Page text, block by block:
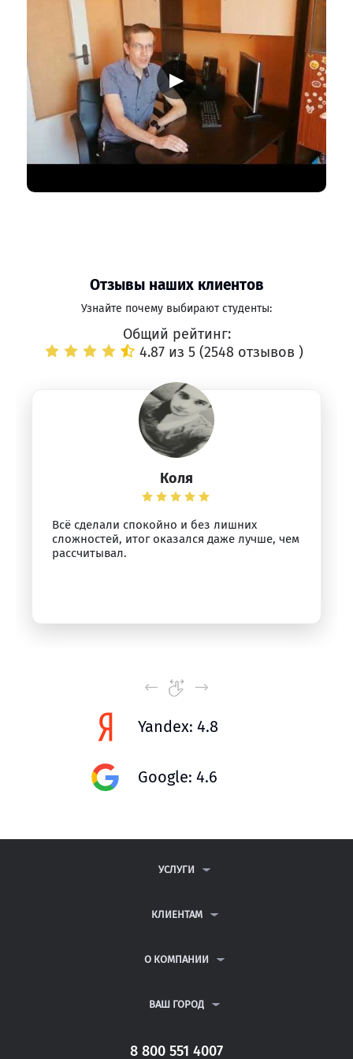
▶
Отзывы наших клиентов
Узнайте почему выбирают студенты:
Общий рейтинг:
4.87 из 5 (2548 отзывов )
Коля
Всё сделали спокойно и без лишних
сложностей, итог оказался даже лучше, чем
рассчитывал.
Yandex: 4.8
Google: 4.6
УСЛУГИ
ДИПЛОМНЫЕ РАБОТЫ
РЕФЕРАТЫ
КЛИЕНТАМ
ВОПРОСЫ И ОТВЕТЫ
ПОЛИТИКА КОНФИДЕНЦИАЛЬНОСТИ
О КОМПАНИИ
КОНТАКТЫ
ВАШ ГОРОД
САНКТ-ПЕТЕРБУРГ
8 800 551 4007